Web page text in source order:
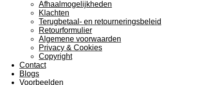
Afhaalmogelijkheden
Klachten
Terugbetaal- en retourneringsbeleid
Retourformulier
Algemene voorwaarden
Privacy & Cookies
Copyright
Contact
Blogs
Voorbeelden